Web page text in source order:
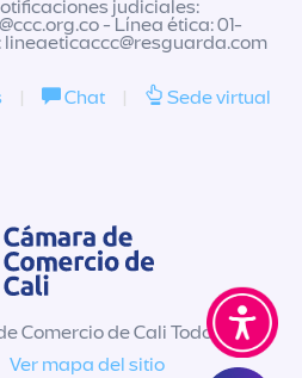
judiciales:
- Línea ética: 01-
lineaeticaccc@resguarda.com
| Chat | Sede virtual
Comercio de Cali Todos los
Ver mapa del sitio